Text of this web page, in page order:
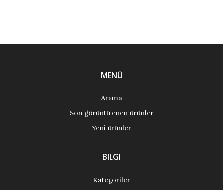
MENÜ
Arama
Son görüntülenen ürünler
Yeni ürünler
BILGI
Kategoriler